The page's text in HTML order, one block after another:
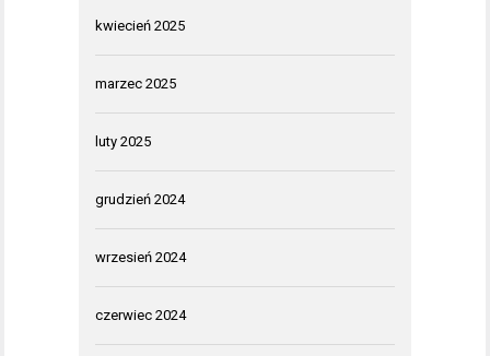
kwiecień 2025
marzec 2025
luty 2025
grudzień 2024
wrzesień 2024
czerwiec 2024